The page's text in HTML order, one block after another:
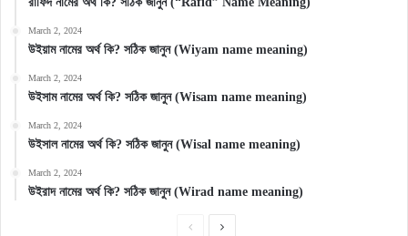
March 2, 2024
উইয়াম নামের অর্থ কি? সঠিক জানুন (Wiyam name meaning)
March 2, 2024
উইসাম নামের অর্থ কি? সঠিক জানুন (Wisam name meaning)
March 2, 2024
উইসাল নামের অর্থ কি? সঠিক জানুন (Wisal name meaning)
March 2, 2024
উইরাদ নামের অর্থ কি? সঠিক জানুন (Wirad name meaning)
PreviousNext